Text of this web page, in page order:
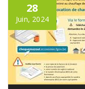
28
Juin, 2024